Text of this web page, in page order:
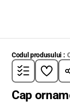
Codul produsului :
Cap